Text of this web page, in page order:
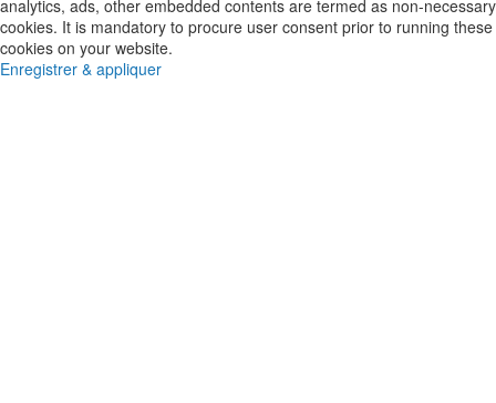
analytics, ads, other embedded contents are termed as non-necessary
cookies. It is mandatory to procure user consent prior to running these
cookies on your website.
Enregistrer & appliquer